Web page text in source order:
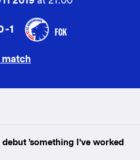
1 FCK
match
'something I've worked